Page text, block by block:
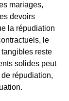
mariages,
devoirs
la répudiation
le
reste
solides peut
répudiation,